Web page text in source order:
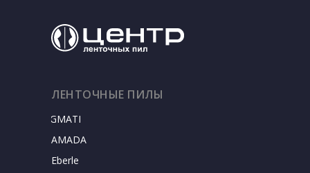
SIGMATEC
AMADA
Eberle
ЛЕНТОЧНЫЕ ПИЛЫ